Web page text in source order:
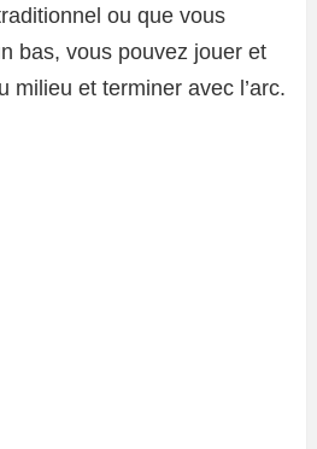
ou que vous
bas, vous pouvez jouer et
milieu et terminer avec l’arc.